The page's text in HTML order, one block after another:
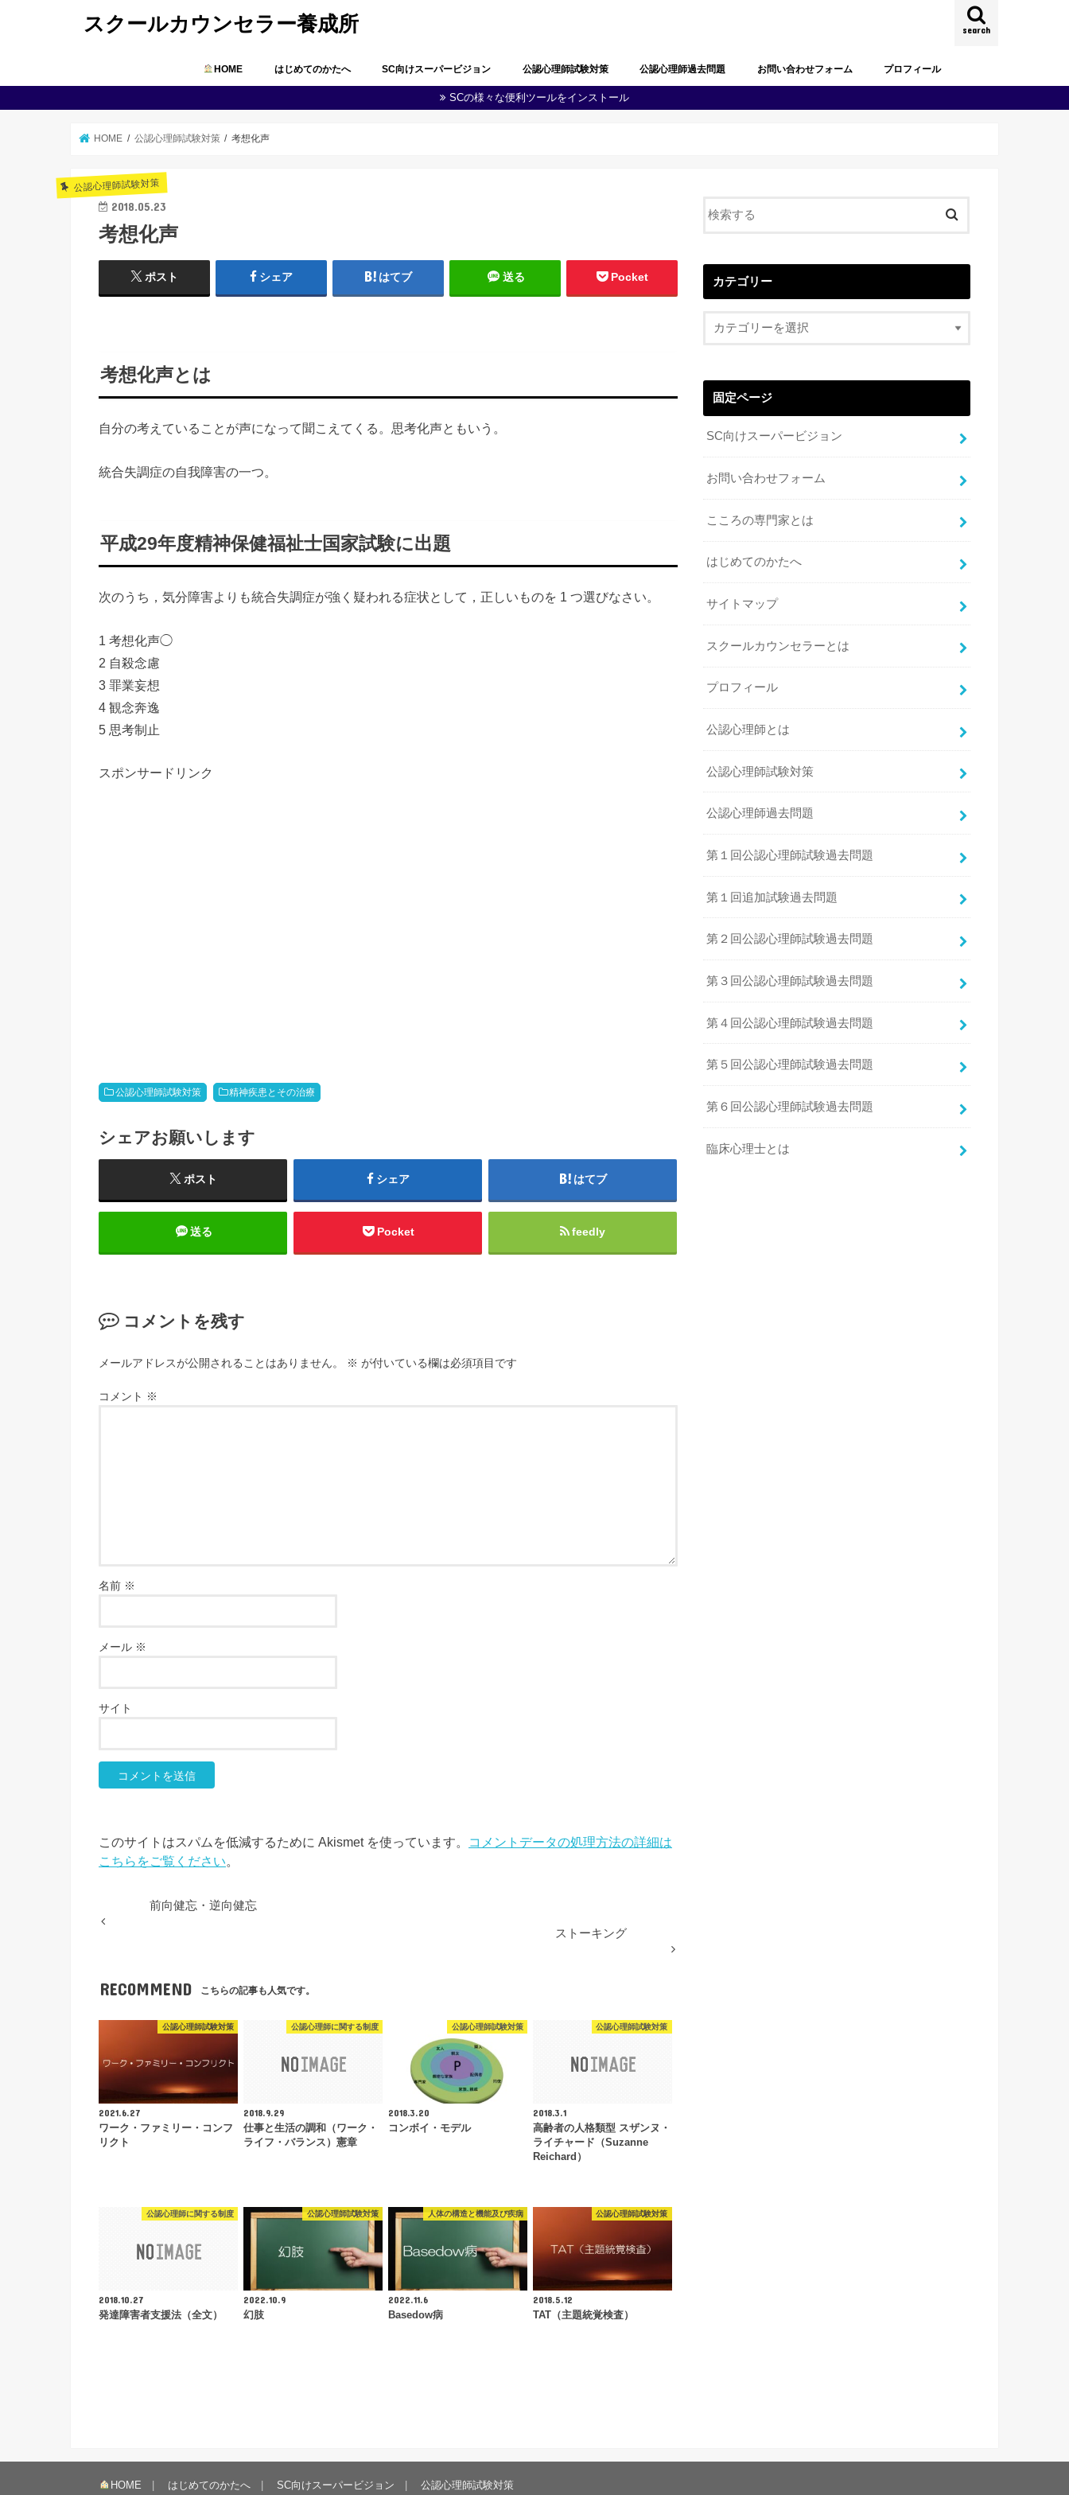
スクールカウンセラー養成所 search
HOME はじめてのかたへ SC向けスーパービジョン 公認心理師試験対策
公認心理師としての職責の自覚
問題解決能力と生涯学習
多職種連携・地域連携
心理学・臨床心理学の全体像
心理学における研究
心理学に関する実験
知覚及び認知
学習及び言語
感情及び人格
脳・神経の働き
社会及び集団に関する心理学
発達
障害者(児)の心理学
心理状態の観察及び結果の分析
心理に関する支援
健康・医療に関する心理学
福祉に関する心理学
教育に関する心理学
司法・犯罪に関する心理学
産業・組織に関する心理学
人体の構造と機能及び疾病
精神疾患とその治療
公認心理師に関する制度
その他（心の健康教育に関する事項
公認心理師過去問題 お問い合わせフォーム プロフィール
SCの様々な便利ツールをインストール
HOME 公認心理師試験対策 考想化声
公認心理師試験対策
2018.05.23
考想化声
ポスト シェア はてブ 送る Pocket
考想化声とは
自分の考えていることが声になって聞こえてくる。思考化声ともいう。
統合失調症の自我障害の一つ。
平成29年度精神保健福祉士国家試験に出題
次のうち，気分障害よりも統合失調症が強く疑われる症状として，正しいものを 1 つ選びなさい。
1 考想化声◯
2 自殺念慮
3 罪業妄想
4 観念奔逸
5 思考制止
スポンサードリンク
公認心理師試験対策 精神疾患とその治療
シェアお願いします
ポスト シェア はてブ
送る Pocket feedly
コメントを残す
メールアドレスが公開されることはありません。 ※ が付いている欄は必須項目です
コメント ※
名前 ※
メール ※
サイト
このサイトはスパムを低減するために Akismet を使っています。
コメントデータの処理方法の詳細は
こちらをご覧ください。
前向健忘・逆向健忘
ストーキング
RECOMMEND こちらの記事も人気です。
公認心理師試験対策
2021.6.27
ワーク・ファミリー・コンフ
リクト
公認心理師に関する制度
2018.9.29
仕事と生活の調和（ワーク・
ライフ・バランス）憲章
公認心理師試験対策
2018.3.20
コンボイ・モデル
公認心理師試験対策
2018.3.1
高齢者の人格類型 スザンヌ・
ライチャード（Suzanne
Reichard）
公認心理師に関する制度
2018.10.27
発達障害者支援法（全文）
公認心理師試験対策
2022.10.9
幻肢
人体の構造と機能及び疾病
2022.11.6
Basedow病
公認心理師試験対策
2018.5.12
TAT（主題統覚検査）
カテゴリー
固定ページ
SC向けスーパービジョン
お問い合わせフォーム
こころの専門家とは
はじめてのかたへ
サイトマップ
スクールカウンセラーとは
プロフィール
公認心理師とは
公認心理師試験対策
公認心理師過去問題
第１回公認心理師試験過去問題
第１回追加試験過去問題
第２回公認心理師試験過去問題
第３回公認心理師試験過去問題
第４回公認心理師試験過去問題
第５回公認心理師試験過去問題
第６回公認心理師試験過去問題
臨床心理士とは
HOME はじめてのかたへ SC向けスーパービジョン 公認心理師試験対策